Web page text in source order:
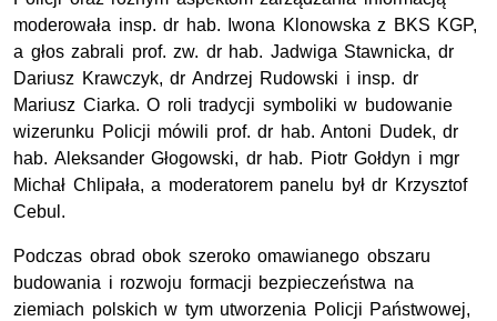
moderowała insp. dr hab. Iwona Klonowska z BKS KGP,
a głos zabrali prof. zw. dr hab. Jadwiga Stawnicka, dr
Dariusz Krawczyk, dr Andrzej Rudowski i insp. dr
Mariusz Ciarka. O roli tradycji symboliki w budowanie
wizerunku Policji mówili prof. dr hab. Antoni Dudek, dr
hab. Aleksander Głogowski, dr hab. Piotr Gołdyn i mgr
Michał Chlipała, a moderatorem panelu był dr Krzysztof
Cebul.
Podczas obrad obok szeroko omawianego obszaru
budowania i rozwoju formacji bezpieczeństwa na
ziemiach polskich w tym utworzenia Policji Państwowej,